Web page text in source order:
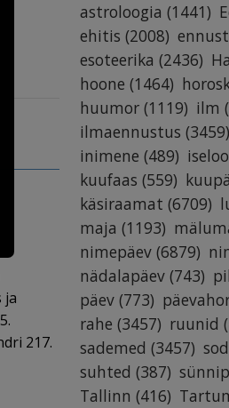
ja
217.
astroloogia (1441)
ehitis (2008)
esoteerika (2436)
hoone (1464)
huumor (1119) ilm
ilmaennustus (3459)
inimene (489)
kuufaas (559)
käsiraamat (6709)
maja (1193)
nimepäev (6879)
nädalapäev (743)
päev (773)
rahe (3457) ruunid
sademed (3457)
suhted (387)
Tallinn (416)